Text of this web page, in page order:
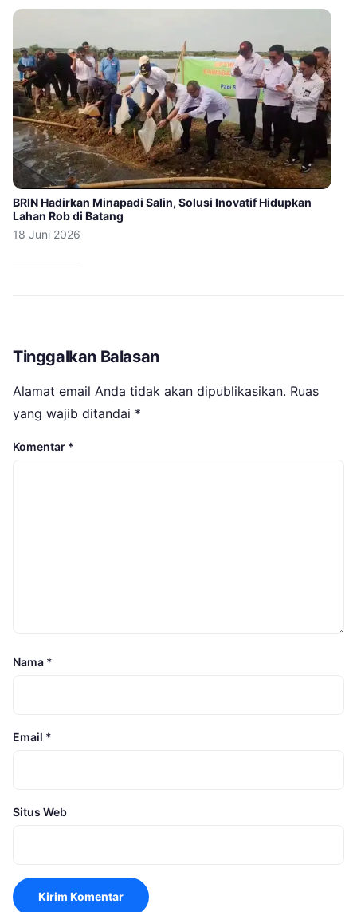
BRIN Hadirkan Minapadi Salin, Solusi Inovatif Hidupkan
Lahan Rob di Batang
18 Juni 2026
Tinggalkan Balasan
Alamat email Anda tidak akan dipublikasikan. Ruas
yang wajib ditandai *
Komentar *
Nama *
Email *
Situs Web